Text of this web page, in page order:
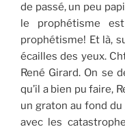
de passé, un peu
le prophétisme
prophétisme! Et là,
écailles des yeux.
René Girard. On se
qu’il a bien pu faire,
un graton au fond du
avec les